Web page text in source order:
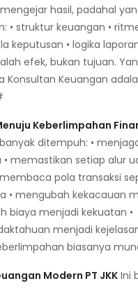
hasil, padahal
• struktur keuangan •
keputusan • logika
efek, bukan tujuan.
Konsultan Keuangan
Keberlimpahan
ditempuh: •
memastikan setiap alur
pola transaksi
• mengubah kekacauan
biaya menjadi kekuatan •
menjadi
biasanya
Modern PT JKK Ini